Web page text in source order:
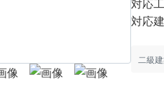
対応
二級